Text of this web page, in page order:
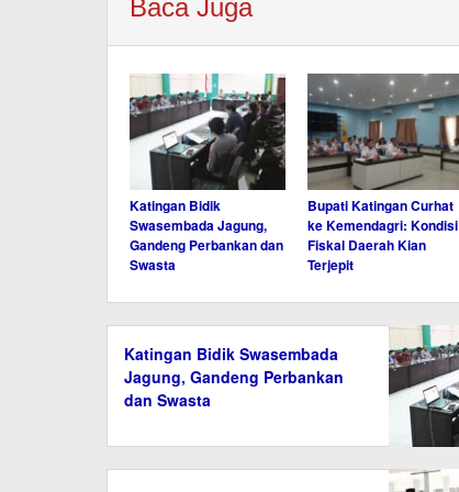
Baca Juga
Katingan Bidik
Swasembada Jagung,
Gandeng Perbankan dan
Swasta
Bupati Katingan Curhat
ke Kemendagri: Kondisi
Fiskal Daerah Kian
Terjepit
Katingan Bidik Swasembada
Jagung, Gandeng Perbankan
dan Swasta